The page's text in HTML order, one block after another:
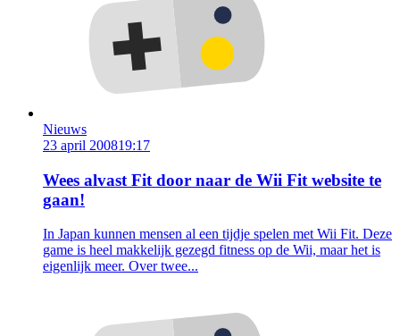
Nieuws
23 april 200819:17
Wees alvast Fit door naar de Wii Fit website te
gaan!
In Japan kunnen mensen al een tijdje spelen met Wii Fit. Deze
game is heel makkelijk gezegd fitness op de Wii, maar het is
eigenlijk meer. Over twee...